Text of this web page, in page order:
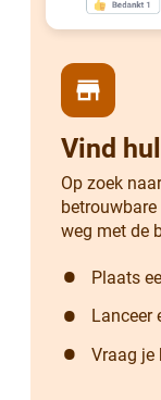
store
Vind
Op zoek
weg met de
Plaats
Lanceer
Vraag je